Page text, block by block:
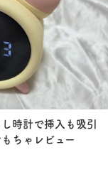
時計で挿入も吸引
ちゃレビュー